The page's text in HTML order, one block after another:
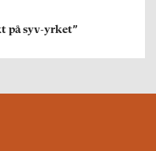
på syv-yrket”